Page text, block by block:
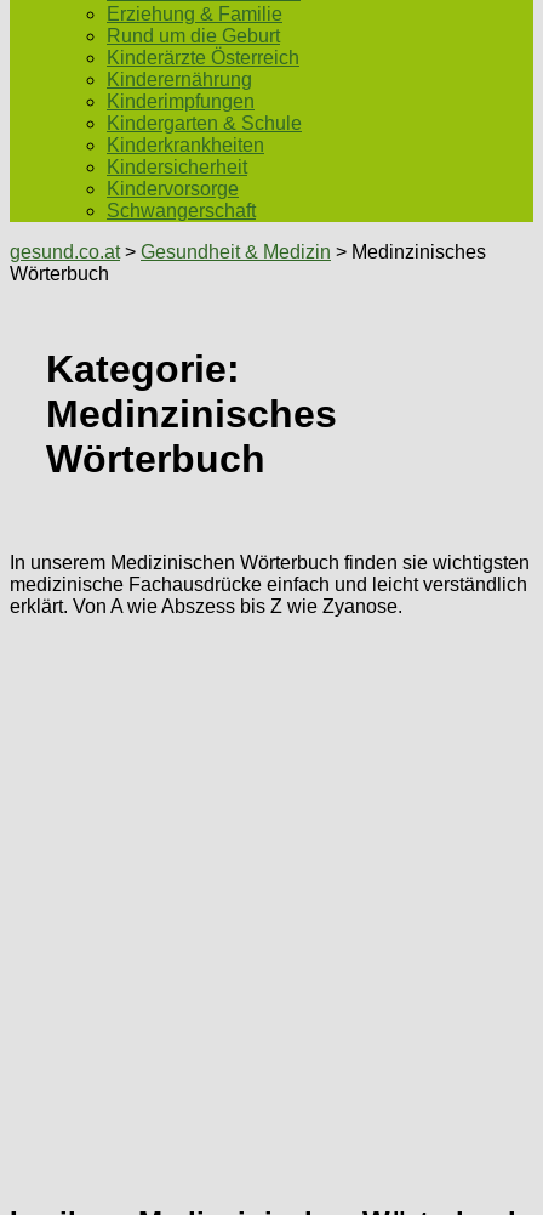
Erziehung & Familie
Rund um die Geburt
Kinderärzte Österreich
Kinderernährung
Kinderimpfungen
Kindergarten & Schule
Kinderkrankheiten
Kindersicherheit
Kindervorsorge
Schwangerschaft
gesund.co.at> Gesundheit & Medizin > Medinzinisches
Wörterbuch
Kategorie:
Medinzinisches
Wörterbuch
In unserem Medizinischen Wörterbuch finden sie wichtigsten
medizinische Fachausdrücke einfach und leicht verständlich
erklärt. Von A wie Abszess bis Z wie Zyanose.